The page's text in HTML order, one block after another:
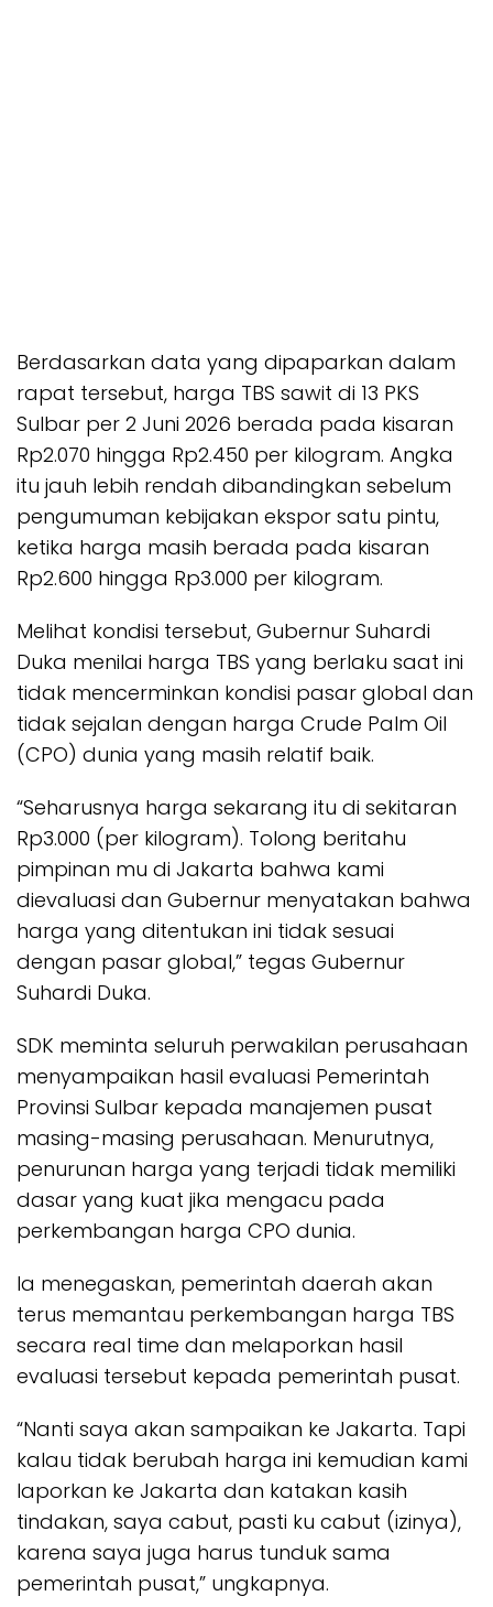
Berdasarkan data yang dipaparkan dalam
rapat tersebut, harga TBS sawit di 13 PKS
Sulbar per 2 Juni 2026 berada pada kisaran
Rp2.070 hingga Rp2.450 per kilogram. Angka
itu jauh lebih rendah dibandingkan sebelum
pengumuman kebijakan ekspor satu pintu,
ketika harga masih berada pada kisaran
Rp2.600 hingga Rp3.000 per kilogram.
Melihat kondisi tersebut, Gubernur Suhardi
Duka menilai harga TBS yang berlaku saat ini
tidak mencerminkan kondisi pasar global dan
tidak sejalan dengan harga Crude Palm Oil
(CPO) dunia yang masih relatif baik.
“Seharusnya harga sekarang itu di sekitaran
Rp3.000 (per kilogram). Tolong beritahu
pimpinan mu di Jakarta bahwa kami
dievaluasi dan Gubernur menyatakan bahwa
harga yang ditentukan ini tidak sesuai
dengan pasar global,” tegas Gubernur
Suhardi Duka.
SDK meminta seluruh perwakilan perusahaan
menyampaikan hasil evaluasi Pemerintah
Provinsi Sulbar kepada manajemen pusat
masing-masing perusahaan. Menurutnya,
penurunan harga yang terjadi tidak memiliki
dasar yang kuat jika mengacu pada
perkembangan harga CPO dunia.
Ia menegaskan, pemerintah daerah akan
terus memantau perkembangan harga TBS
secara real time dan melaporkan hasil
evaluasi tersebut kepada pemerintah pusat.
“Nanti saya akan sampaikan ke Jakarta. Tapi
kalau tidak berubah harga ini kemudian kami
laporkan ke Jakarta dan katakan kasih
tindakan, saya cabut, pasti ku cabut (izinya),
karena saya juga harus tunduk sama
pemerintah pusat,” ungkapnya.